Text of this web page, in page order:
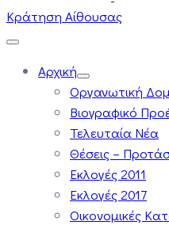
Κράτηση Αίθουσας
Αρχική
Οργανωτική
Βιογραφικό
Τελευταία Νέα
Θέσεις –
Εκλογές 2011
Εκλογές 2017
Οικονομικές